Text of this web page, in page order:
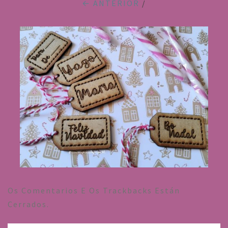
← ANTERIOR /
Os Comentarios E Os Trackbacks Están
Cerrados.